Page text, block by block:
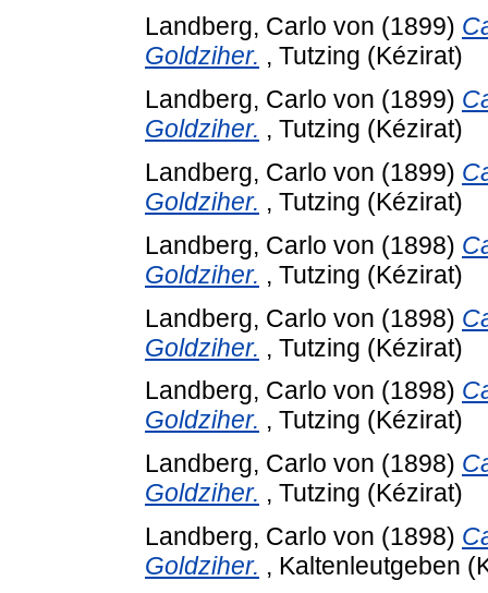
Landberg, Carlo von (1899)
Goldziher. , Tutzing (Kézirat)
Landberg, Carlo von (1899)
Goldziher. , Tutzing (Kézirat)
Landberg, Carlo von (1899)
Goldziher. , Tutzing (Kézirat)
Landberg, Carlo von (1898)
Goldziher. , Tutzing (Kézirat)
Landberg, Carlo von (1898)
Goldziher. , Tutzing (Kézirat)
Landberg, Carlo von (1898)
Goldziher. , Tutzing (Kézirat)
Landberg, Carlo von (1898)
Goldziher. , Tutzing (Kézirat)
Landberg, Carlo von (1898)
Goldziher. , Kaltenleutgeben